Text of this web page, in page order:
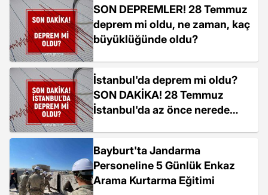
SON DEPREMLER! 28 Temmuz
deprem mi oldu, ne zaman, kaç
büyüklüğünde oldu?
İstanbul'da deprem mi oldu?
SON DAKİKA! 28 Temmuz
İstanbul'da az önce nerede
Bayburt'ta Jandarma
Personeline 5 Günlük Enkaz
Arama Kurtarma Eğitimi